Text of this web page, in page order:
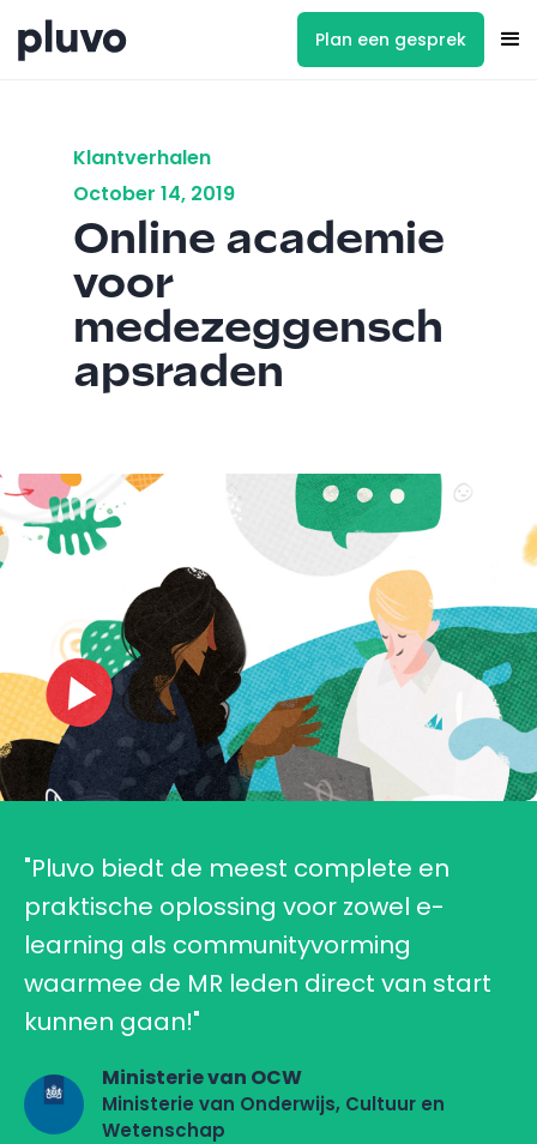
Plan een gesprek
Klantverhalen
October 14, 2019
Online academie
voor
medezeggensch
apsraden
"Pluvo biedt de meest complete en
praktische oplossing voor zowel e-
learning als communityvorming
waarmee de MR leden direct van start
kunnen gaan!"
Ministerie van OCW
Ministerie van Onderwijs, Cultuur en
Wetenschap